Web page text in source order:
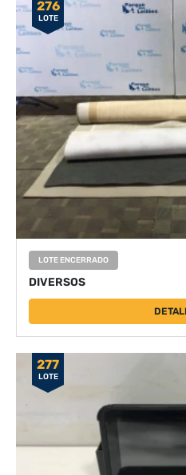
276
LOTE
LOTE ENCERRADO
DIVERSOS
277
LOTE